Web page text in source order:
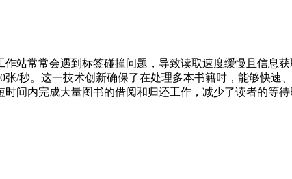
站常常会遇到标签碰撞问题，导致读取速度缓慢且信息
张/秒。这一技术创新确保了在处理多本书籍时，能够快
间内完成大量图书的借阅和归还工作，减少了读者的等待